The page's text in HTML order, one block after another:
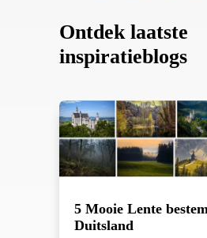
Ontdek laatste
inspiratieblogs
5 Mooie Lente
Duitsland